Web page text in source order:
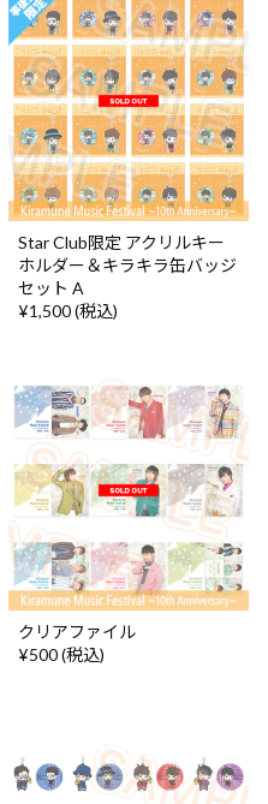
Star Club限定 アクリルキー
ホルダー＆キラキラ缶バッジ
セット A
¥1,500 (税込)
クリアファイル
¥500 (税込)